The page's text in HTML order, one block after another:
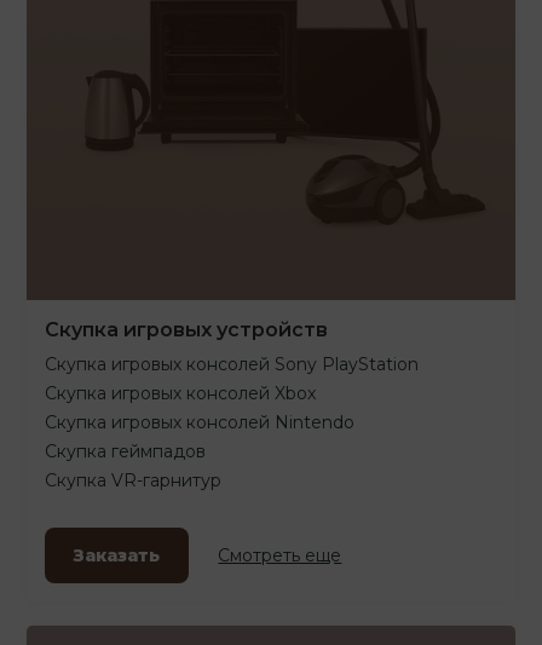
Скупка игровых устройств
Скупка игровых консолей Sony PlayStation
Скупка игровых консолей Xbox
Скупка игровых консолей Nintendo
Скупка геймпадов
Скупка VR-гарнитур
Заказать Смотреть еще